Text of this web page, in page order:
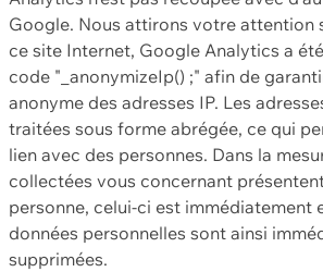
Google. Nous attirons votre attention
ce site Internet, Google Analytics a
code "_anonymizeIp() ;" afin de
anonyme des adresses IP. Les
traitées sous forme abrégée, ce qui
lien avec des personnes. Dans la
collectées vous concernant
personne, celui-ci est immédiatement
données personnelles sont ainsi
supprimées.